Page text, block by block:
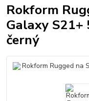
Rokform
Galaxy S21+
černý